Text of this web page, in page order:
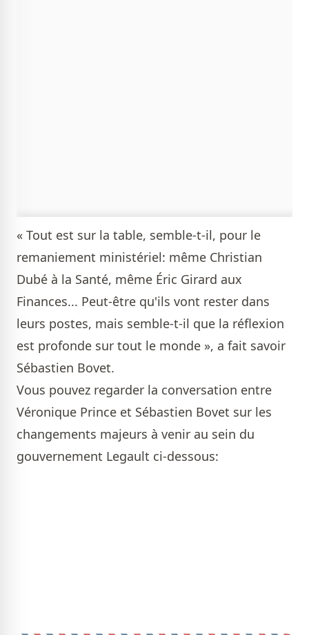
« Tout est sur la table, semble-t-il, pour le
remaniement ministériel: même Christian
Dubé à la Santé, même Éric Girard aux
Finances... Peut-être qu'ils vont rester dans
leurs postes, mais semble-t-il que la réflexion
est profonde sur tout le monde », a fait savoir
Sébastien Bovet.
Vous pouvez regarder la conversation entre
Véronique Prince et Sébastien Bovet sur les
changements majeurs à venir au sein du
gouvernement Legault ci-dessous: